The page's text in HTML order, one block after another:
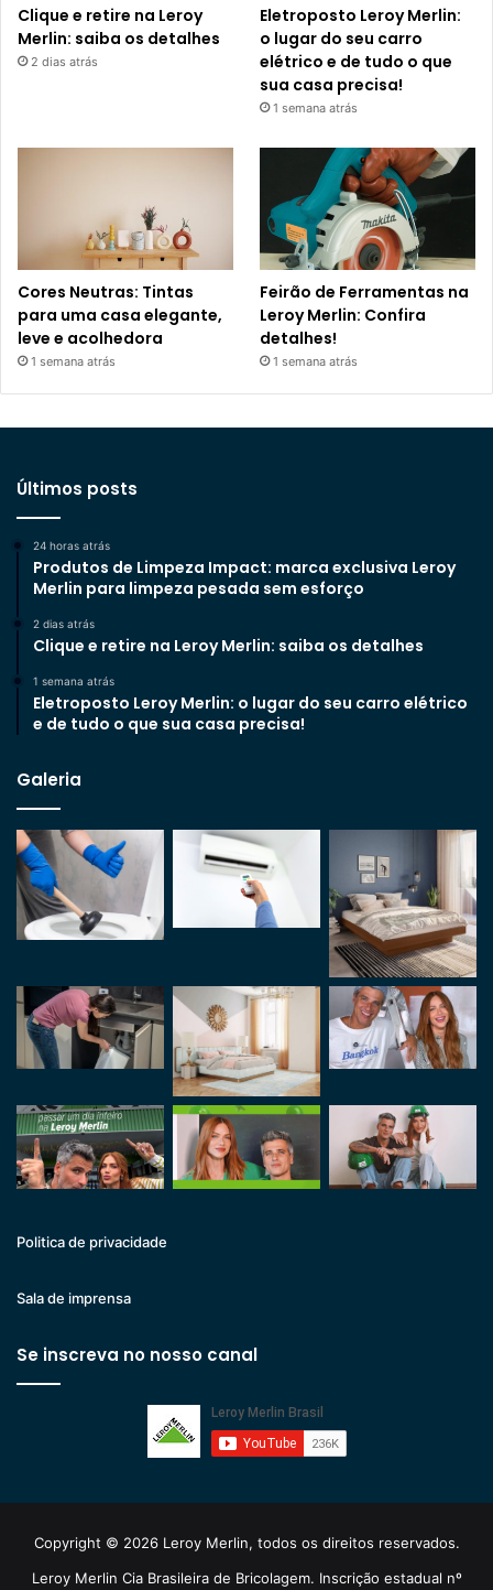
Clique e retire na Leroy
Merlin: saiba os detalhes
2 dias atrás
Eletroposto Leroy Merlin:
o lugar do seu carro
elétrico e de tudo o que
sua casa precisa!
1 semana atrás
Cores Neutras: Tintas
para uma casa elegante,
leve e acolhedora
1 semana atrás
Feirão de Ferramentas na
Leroy Merlin: Confira
detalhes!
1 semana atrás
Últimos posts
24 horas atrás
Produtos de Limpeza Impact: marca exclusiva Leroy
Merlin para limpeza pesada sem esforço
2 dias atrás
Clique e retire na Leroy Merlin: saiba os detalhes
1 semana atrás
Eletroposto Leroy Merlin: o lugar do seu carro elétrico
e de tudo o que sua casa precisa!
Galeria
Politica de privacidade
Sala de imprensa
Se inscreva no nosso canal
Copyright © 2026 Leroy Merlin, todos os direitos reservados.
Leroy Merlin Cia Brasileira de Bricolagem. Inscrição estadual nº